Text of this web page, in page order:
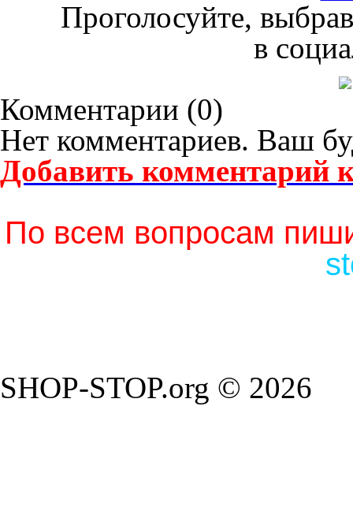
Проголосуйте,
в
Комментарии (0)
Нет комментариев. Ваш
Добавить комментарий
По всем вопросам
SHOP-STOP.org © 2026